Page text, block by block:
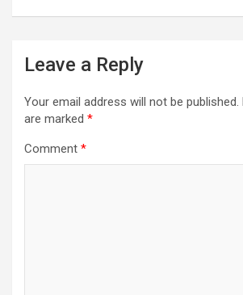
Leave a Reply
Your email address will not be published.
are marked *
Comment *